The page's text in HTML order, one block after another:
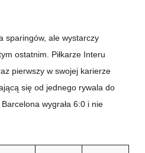
sparingów, ale wystarczy
ostatnim. Piłkarze Interu
pierwszy w swojej karierze
się od jednego rywala do
wygrała 6:0 i nie